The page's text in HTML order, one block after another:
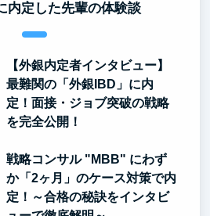
内定した先輩の体験談
【外銀内定者インタビュー】
最難関の「外銀IBD」に内
定！面接・ジョブ突破の戦略
を完全公開！
戦略コンサル "MBB" にわず
か「2ヶ月」のケース対策で内
定！～合格の秘訣をインタビ